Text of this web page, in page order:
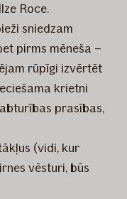
Roce.
sniedzam
pirms mēneša –
rūpīgi izvērtēt
krietni
prasības,
(vidi, kur
vēsturi, būs